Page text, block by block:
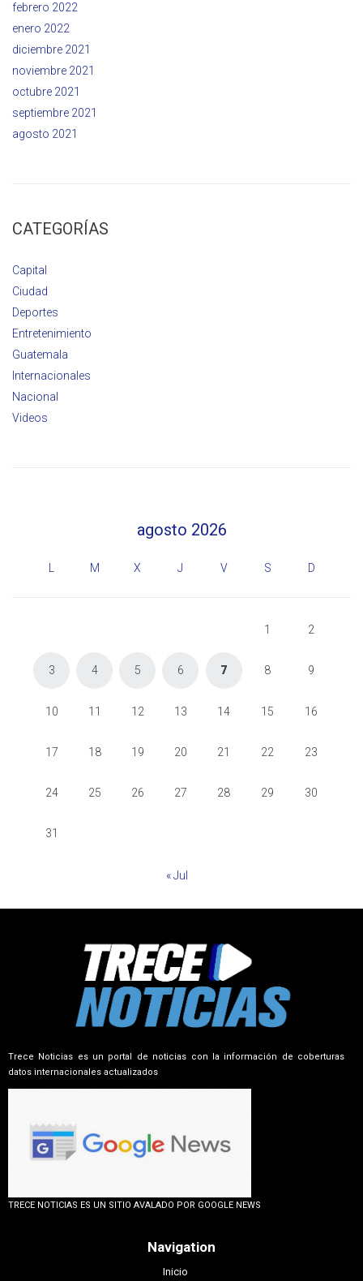
febrero 2022
enero 2022
diciembre 2021
noviembre 2021
octubre 2021
septiembre 2021
agosto 2021
CATEGORÍAS
Capital
Ciudad
Deportes
Entretenimiento
Guatemala
Internacionales
Nacional
Videos
agosto 2026
L M X J V S D
1 2
3 4 5 6 7 8 9
10 11 12 13 14 15 16
17 18 19 20 21 22 23
24 25 26 27 28 29 30
31
« Jul
Trece Noticias es un portal de noticias con la información de coberturas
datos internacionales actualizados
TRECE NOTICIAS ES UN SITIO AVALADO POR GOOGLE NEWS
Navigation
Inicio